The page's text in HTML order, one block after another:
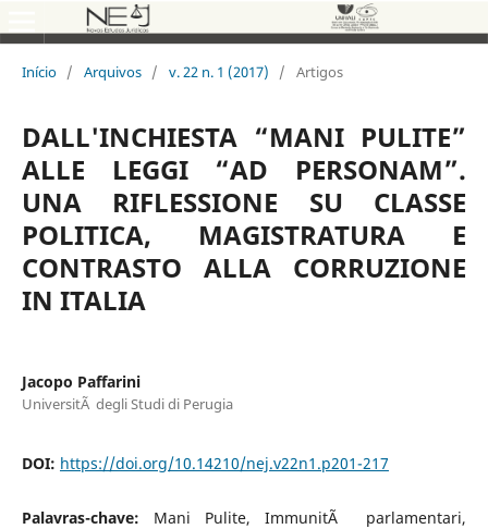
Início / Arquivos / v. 22 n. 1 (2017) / Artigos
DALL'INCHIESTA “MANI PULITE”
ALLE LEGGI “AD PERSONAM”.
UNA RIFLESSIONE SU CLASSE
POLITICA, MAGISTRATURA E
CONTRASTO ALLA CORRUZIONE
IN ITALIA
Jacopo Paffarini
UniversitÃ degli Studi di Perugia
DOI: https://doi.org/10.14210/nej.v22n1.p201-217
Palavras-chave: Mani Pulite, ImmunitÃ parlamentari,